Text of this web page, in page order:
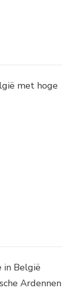
met hoge
in België
Ardennen